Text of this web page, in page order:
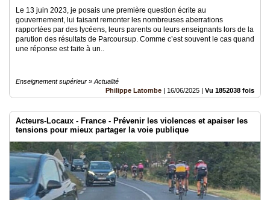
Le 13 juin 2023, je posais une première question écrite au
gouvernement, lui faisant remonter les nombreuses aberrations
rapportées par des lycéens, leurs parents ou leurs enseignants lors de la
parution des résultats de Parcoursup. Comme c’est souvent le cas quand
une réponse est faite à un..
Enseignement supérieur » Actualité
Philippe Latombe | 16/06/2025 | Vu 1852038 fois
Acteurs-Locaux - France - Prévenir les violences et apaiser les
tensions pour mieux partager la voie publique